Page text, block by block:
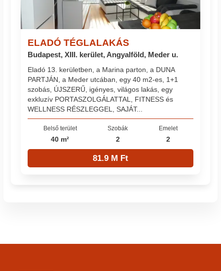
ELADÓ TÉGLALAKÁS
Budapest, XIII. kerület, Angyalföld, Meder u.
Eladó 13. kerületben, a Marina parton, a DUNA
PARTJÁN, a Meder utcában, egy 40 m2-es, 1+1
szobás, ÚJSZERŰ, igényes, világos lakás, egy
exkluzív PORTASZOLGÁLATTAL, FITNESS és
WELLNESS RÉSZLEGGEL, SAJÁT...
Belső terület
40 m²
Szobák
2
Emelet
2
81.9 M Ft